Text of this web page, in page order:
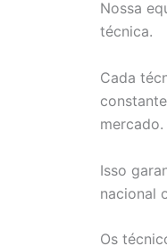
Nossa
técnica.
Cada
mercado.
Isso
nacional
Os